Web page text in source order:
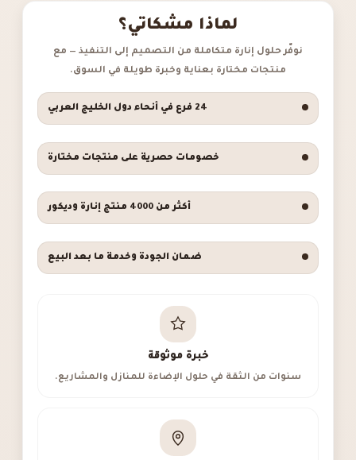
لماذا مشكاتي؟
نوفّر حلول إنارة متكاملة من التصميم إلى التنفيذ — مع
منتجات مختارة بعناية وخبرة طويلة في السوق.
24 فرع في أنحاء دول الخليج العربي
خصومات حصرية على منتجات مختارة
أكثر من 4000 منتج إنارة وديكور
ضمان الجودة وخدمة ما بعد البيع
خبرة موثوقة
سنوات من الثقة في حلول الإضاءة للمنازل والمشاريع.